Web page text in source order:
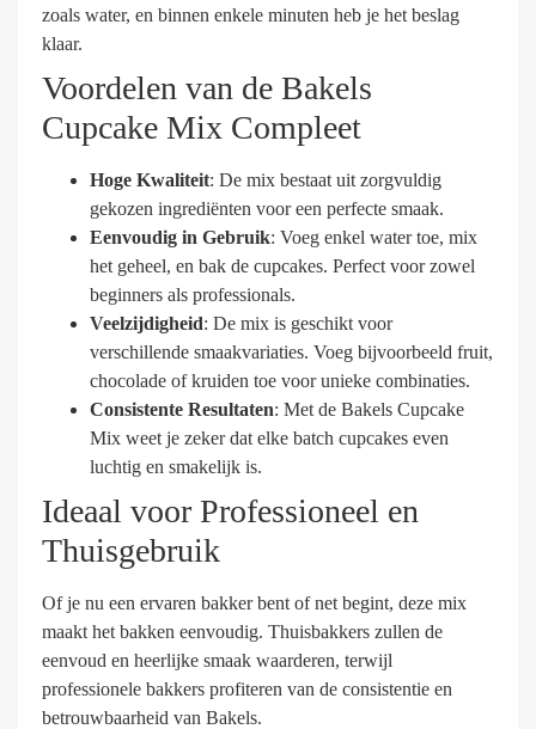
zoals water, en binnen enkele minuten heb je het beslag
klaar.
Voordelen van de Bakels
Cupcake Mix Compleet
Hoge Kwaliteit: De mix bestaat uit zorgvuldig
gekozen ingrediënten voor een perfecte smaak.
Eenvoudig in Gebruik: Voeg enkel water toe, mix
het geheel, en bak de cupcakes. Perfect voor zowel
beginners als professionals.
Veelzijdigheid: De mix is geschikt voor
verschillende smaakvariaties. Voeg bijvoorbeeld fruit,
chocolade of kruiden toe voor unieke combinaties.
Consistente Resultaten: Met de Bakels Cupcake
Mix weet je zeker dat elke batch cupcakes even
luchtig en smakelijk is.
Ideaal voor Professioneel en
Thuisgebruik
Of je nu een ervaren bakker bent of net begint, deze mix
maakt het bakken eenvoudig. Thuisbakkers zullen de
eenvoud en heerlijke smaak waarderen, terwijl
professionele bakkers profiteren van de consistentie en
betrouwbaarheid van Bakels.